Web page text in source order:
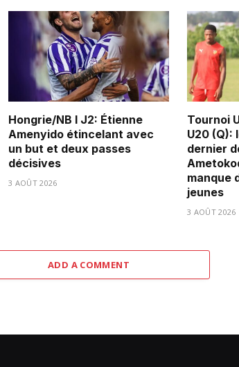
Hongrie/NB I J2: Étienne
Amenyido étincelant avec
un but et deux passes
décisives
3 AOÛT 2026
Tournoi
U20 (Q):
dernier
manque
jeunes
3 AOÛT 2026
ADD A COMMENT